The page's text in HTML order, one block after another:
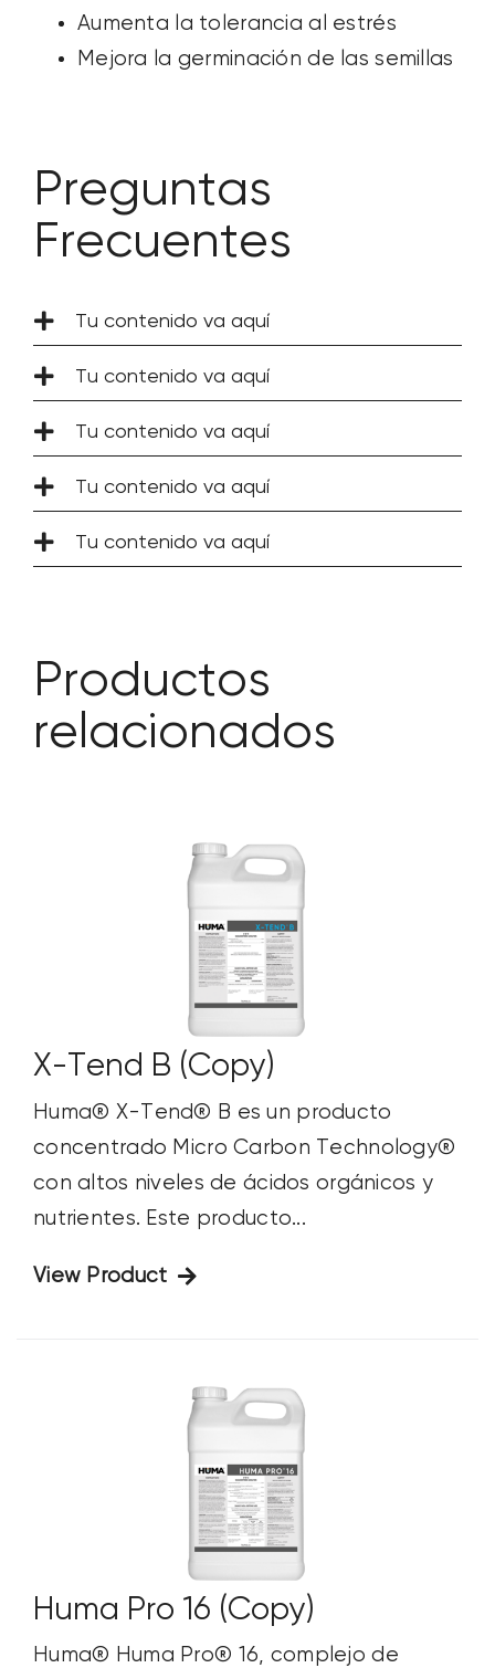
Aumenta la tolerancia al estrés
Mejora la germinación de las semillas
Preguntas
Frecuentes
Tu contenido va aquí
Tu contenido va aquí
Tu contenido va aquí
Tu contenido va aquí
Tu contenido va aquí
Productos
relacionados
X-Tend B (Copy)
Huma® X-Tend® B es un producto
concentrado Micro Carbon Technology®
con altos niveles de ácidos orgánicos y
nutrientes. Este producto...
View Product
Huma Pro 16 (Copy)
Huma® Huma Pro® 16, complejo de